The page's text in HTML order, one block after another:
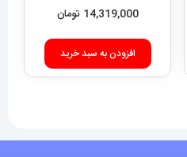
Super Ocean 020955
14,319,000 تومان
افزودن به سبد خرید